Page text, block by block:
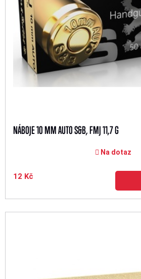
NÁBOJE 10 MM AUTO S&B, FMJ 11,7 G
Na dotaz
12 Kč